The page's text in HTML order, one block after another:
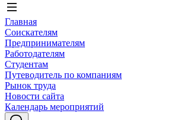
Главная
Соискателям
Предпринимателям
Работодателям
Студентам
Путеводитель по компаниям
Рынок труда
Новости сайта
Календарь мероприятий